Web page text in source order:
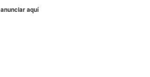
anunciar aquí